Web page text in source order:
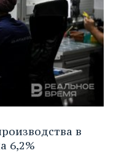
в
6,2%